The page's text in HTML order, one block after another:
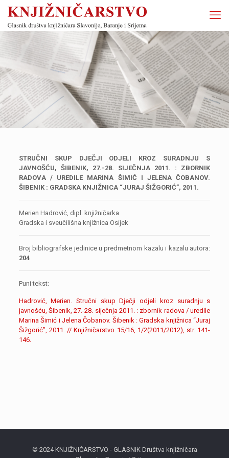
STRUČNI SKUP DJEČJI ODJELI KROZ SURADNJU S
JAVNOŠĆU, ŠIBENIK, 27.-28. SIJEČNJA 2011. : ZBORNIK
RADOVA / UREDILE MARINA ŠIMIĆ I JELENA ČOBANOV.
ŠIBENIK : GRADSKA KNJIŽNICA “JURAJ ŠIŽGORIĆ”, 2011.
Merien Hadrović, dipl. knjižničarka
Gradska i sveučilišna knjižnica Osijek
Broj bibliografske jedinice u predmetnom kazalu i kazalu autora:
204
Puni tekst:
Hadrović, Merien. Stručni skup Dječji odjeli kroz suradnju s
javnošću, Šibenik, 27.-28. siječnja 2011. : zbornik radova / uredile
Marina Šimić i Jelena Čobanov. Šibenik : Gradska knjižnica “Juraj
Šižgorić”, 2011. // Knjižničarstvo 15/16, 1/2(2011/2012), str. 141-
146.
© 2024 KNJIŽNIČARSTVO - GLASNIK Društva knjižničara